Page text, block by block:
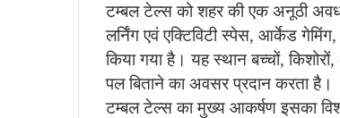
टम्बल टेल्स को शहर की एक अनूठी
लर्निंग एवं एक्टिविटी स्पेस, आर्केड
किया गया है। यह स्थान बच्चों,
पल बिताने का अवसर प्रदान करता है।
टम्बल टेल्स का मुख्य आकर्षण इसका